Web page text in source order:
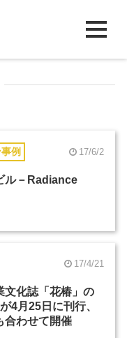
例 17/6/2
ル－Radiance
17/4/21
文化誌「花椿」の
4月25日に刊行、
合わせて開催